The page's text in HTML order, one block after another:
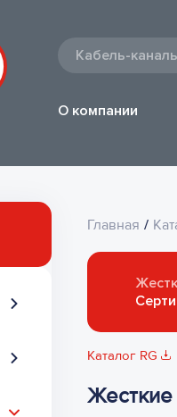
О компании
Главная /
Каталог RG
Жесткие